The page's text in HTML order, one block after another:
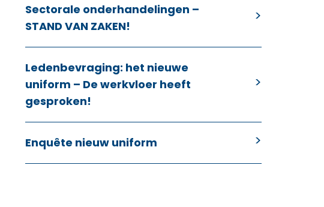
Sectorale onderhandelingen –
STAND VAN ZAKEN!
Ledenbevraging: het nieuwe
uniform – De werkvloer heeft
gesproken!
Enquête nieuw uniform